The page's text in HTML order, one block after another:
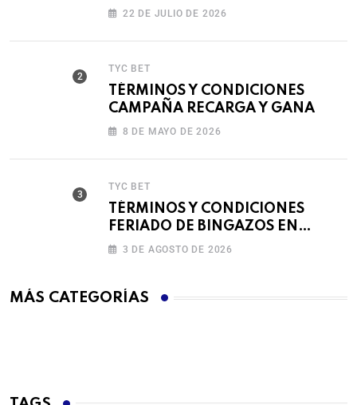
🎰 22 DE JULIO DE 2026
TYC BET
TÉRMINOS Y CONDICIONES
CAMPAÑA RECARGA Y GANA
8 DE MAYO DE 2026
TYC BET
TÉRMINOS Y CONDICIONES
FERIADO DE BINGAZOS EN
BET593
3 DE AGOSTO DE 2026
MÁS CATEGORÍAS